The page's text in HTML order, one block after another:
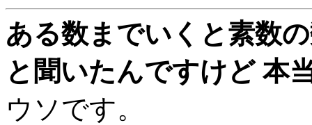
ある数までいくと素数
と聞いたんですけど 本
ウソです。